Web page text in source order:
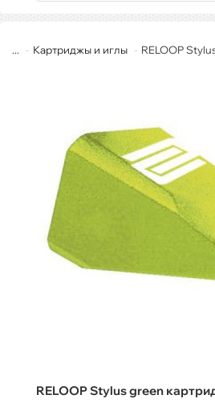
... Картриджы и иглы RELOOP
RELOOP Stylus green